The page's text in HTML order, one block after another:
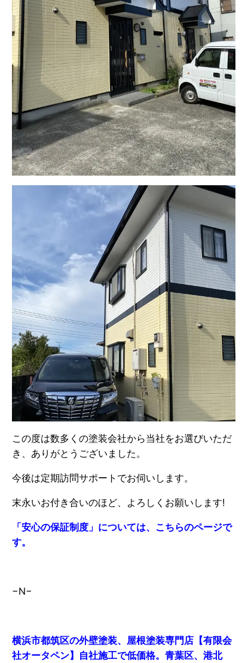
この度は数多くの塗装会社から当社をお選びいただ
き、ありがとうございました。
今後は定期訪問サポートでお伺いします。
末永いお付き合いのほど、よろしくお願いします!
「安心の保証制度」については、こちらのページで
す。
−N−
横浜市都筑区の外壁塗装、屋根塗装専門店【有限会
社オータペン】自社施工で低価格。青葉区、港北